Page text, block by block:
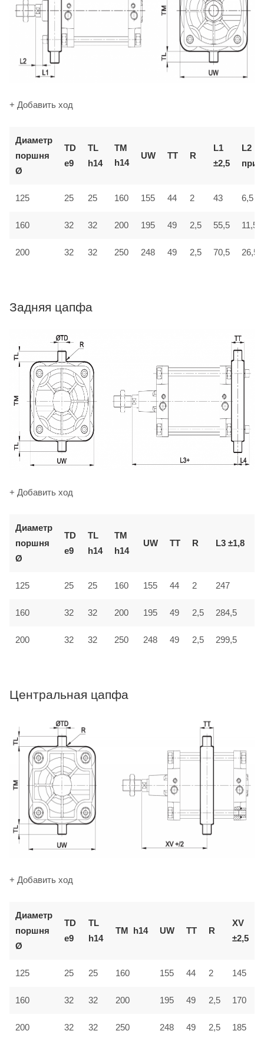
+ Добавить ход
Диаметр
поршня
Ø
TD
e9
TL
h14
TM
h14
UW TT R
L1
±2,5
L2
125 25 25 160 155 44 2 43 6,5
160 32 32 200 195 49 2,5 55,5 11,5
200 32 32 250 248 49 2,5 70,5 26,5
Задняя цапфа
+ Добавить ход
Диаметр
поршня
Ø
TD
e9
TL
h14
TM
h14
UW TT R L3 ±1,8
125 25 25 160 155 44 2 247
160 32 32 200 195 49 2,5 284,5
200 32 32 250 248 49 2,5 299,5
Центральная цапфа
+ Добавить ход
Диаметр
поршня
Ø
TD
e9
TL
h14
TM h14 UW TT R
XV
±2,5
125 25 25 160 155 44 2 145
160 32 32 200 195 49 2,5 170
200 32 32 250 248 49 2,5 185